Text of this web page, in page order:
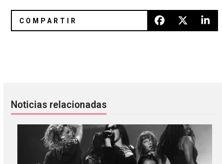
Noticias relacionadas